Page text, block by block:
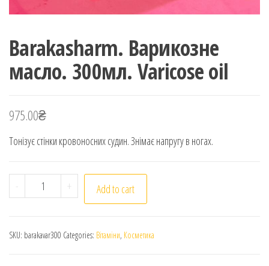
Barakasharm. Варикозне
масло. 300мл. Varicose oil
975.00₴
Тонізує стінки кровоносних судин. Знімає напругу в ногах.
- Barakasharm. Варикозне масло. 300мл. Varicose oil
+ Add to cart
SKU: barakavar300 Categories: Вітаміни, Косметика